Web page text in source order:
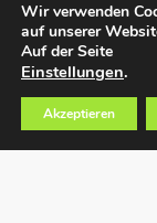
Wir verwenden
auf unserer
Auf der Seite
Einstellungen.
Akzeptieren